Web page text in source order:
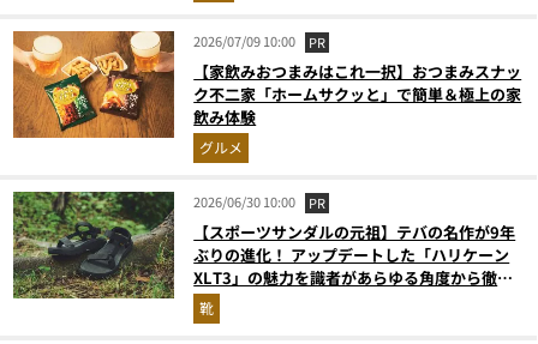
2026/07/09 10:00 PR
【家飲みおつまみはこれ一択】おつまみスナッ
ク不二家「ホームサクッと」で簡単＆極上の家
飲み体験
グルメ
2026/06/30 10:00 PR
【スポーツサンダルの元祖】テバの名作が9年
ぶりの進化！ アップデートした「ハリケーン
XLT3」の魅力を識者があらゆる角度から徹底
解説！
靴